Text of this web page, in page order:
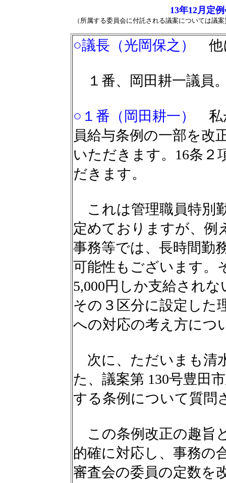
13年12月
（所属する委員会に付託される議案については議
○議長（光岡保之）
１番、岡田耕一議員
○１番（岡田耕一） 私
員給与条例の一部を改
いただきます。16条２
だきます。
これは管理職員特別
定めておりますが、例
事務等では、長時間勤
可能性もございます。
5,000円しか支給され
その３区分に設定した
への対応の考え方につ
次に、ただいまも清
た、議案第 130号豊田
する条例について質問
この条例改正の趣旨
的確に対応し、事務の
審査会の委員の定数を